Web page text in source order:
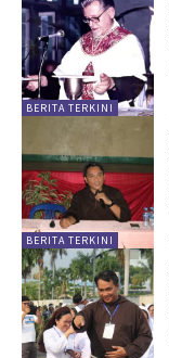
BERITA TERKINI
BERITA TERKINI